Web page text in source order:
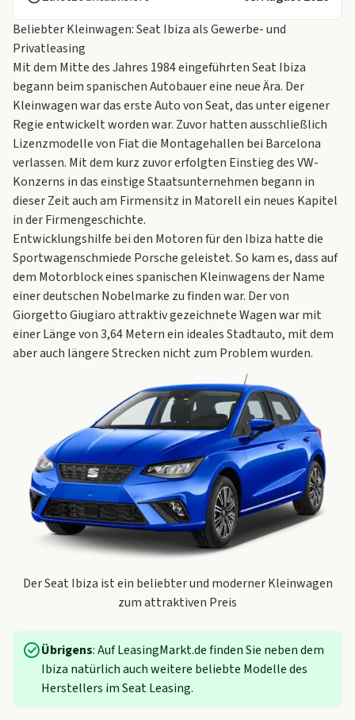
Beliebter Kleinwagen: Seat Ibiza als Gewerbe- und
Privatleasing
Mit dem Mitte des Jahres 1984 eingeführten Seat Ibiza
begann beim spanischen Autobauer eine neue Ära. Der
Kleinwagenwar das erste Auto von Seat, das unter eigener
Regie entwickelt worden war. Zuvor hatten ausschließlich
Lizenzmodelle von Fiat die Montagehallen bei Barcelona
verlassen. Mit dem kurz zuvor erfolgten Einstieg des VW-
Konzerns in das einstige Staatsunternehmen begann in
dieser Zeit auch am Firmensitz in Matorell ein neues Kapitel
in der Firmengeschichte.
Entwicklungshilfe bei den Motoren für den Ibiza hatte die
Sportwagenschmiede Porschegeleistet. So kam es, dass auf
dem Motorblock eines spanischen Kleinwagens der Name
einer deutschen Nobelmarke zu finden war. Der von
Giorgetto Giugiaro attraktiv gezeichnete Wagen war mit
einer Länge von 3,64 Metern ein ideales Stadtauto, mit dem
aber auch längere Strecken nicht zum Problem wurden.
Der Seat Ibiza ist ein beliebter und moderner Kleinwagen
zum attraktiven Preis
Übrigens: Auf LeasingMarkt.de finden Sie neben dem
Ibiza natürlich auch weitere beliebte Modelle des
Herstellers imSeat Leasing.